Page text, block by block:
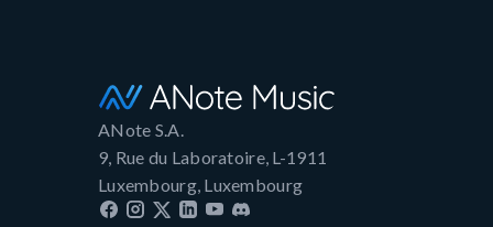
ANote S.A.
9, Rue du Laboratoire, L-1911
Luxembourg, Luxembourg